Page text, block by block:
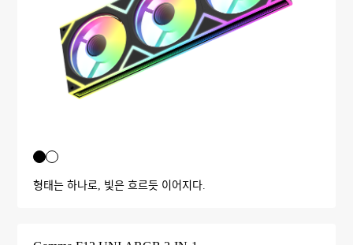
형태는 하나로, 빛은 흐르듯 이어지다.